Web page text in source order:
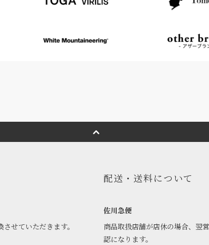
せていただきます。
配送・送料について
佐川急便
商品取扱店舗が店休の場合、翌
認になります。